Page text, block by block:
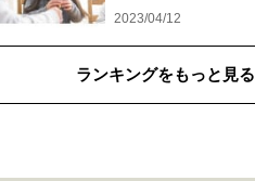
2023/04/12
ランキングをもっと見る